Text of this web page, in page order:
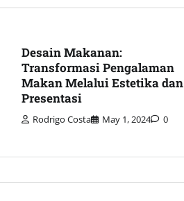
Desain Makanan:
Transformasi Pengalaman
Makan Melalui Estetika dan
Presentasi
Rodrigo Costa May 1, 2024 0